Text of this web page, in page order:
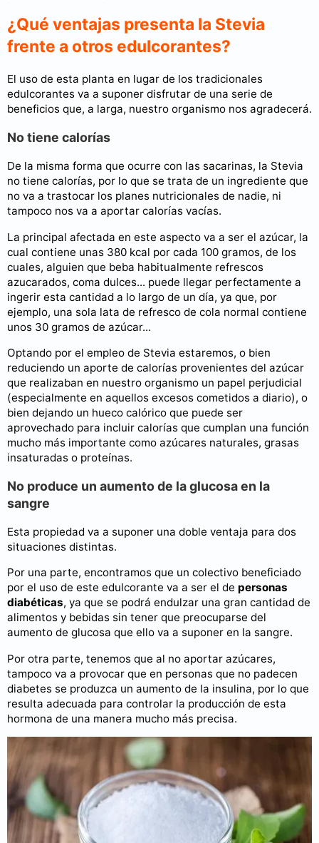
¿Qué ventajas presenta la Stevia
frente a otros edulcorantes?
El uso de esta planta en lugar de los tradicionales
edulcorantes va a suponer disfrutar de una serie de
beneficios que, a larga, nuestro organismo nos agradecerá.
No tiene calorías
De la misma forma que ocurre con las sacarinas, la Stevia
no tiene calorías, por lo que se trata de un ingrediente que
no va a trastocar los planes nutricionales de nadie, ni
tampoco nos va a aportar calorías vacías.
La principal afectada en este aspecto va a ser el azúcar, la
cual contiene unas 380 kcal por cada 100 gramos, de los
cuales, alguien que beba habitualmente refrescos
azucarados, coma dulces... puede llegar perfectamente a
ingerir esta cantidad a lo largo de un día, ya que, por
ejemplo, una sola lata de refresco de cola normal contiene
unos 30 gramos de azúcar...
Optando por el empleo de Stevia estaremos, o bien
reduciendo un aporte de calorías provenientes del azúcar
que realizaban en nuestro organismo un papel perjudicial
(especialmente en aquellos excesos cometidos a diario), o
bien dejando un hueco calórico que puede ser
aprovechado para incluir calorías que cumplan una función
mucho más importante como azúcares naturales, grasas
insaturadas o proteínas.
No produce un aumento de la glucosa en la
sangre
Esta propiedad va a suponer una doble ventaja para dos
situaciones distintas.
Por una parte, encontramos que un colectivo beneficiado
por el uso de este edulcorante va a ser el de personas
diabéticas, ya que se podrá endulzar una gran cantidad de
alimentos y bebidas sin tener que preocuparse del
aumento de glucosa que ello va a suponer en la sangre.
Por otra parte, tenemos que al no aportar azúcares,
tampoco va a provocar que en personas que no padecen
diabetes se produzca un aumento de la insulina, por lo que
resulta adecuada para controlar la producción de esta
hormona de una manera mucho más precisa.